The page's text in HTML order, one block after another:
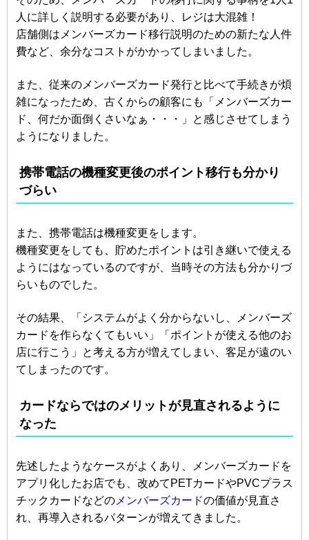
人に詳しく説明する必要があり、レジは大混雑！
店舗側はメンバーズカード移行説明のための新たな人件
費など、余分なコストがかかってしまいました。
また、従来のメンバーズカード発行と比べて手続きが煩
雑になったため、古くからの顧客にも「メンバーズカー
ド、何だか面倒くさいなぁ・・・」と感じさせてしまう
ようになりました。
携帯電話の機種変更後のポイント移行も分かり
づらい
また、携帯電話は機種変更をします。
機種変更をしても、貯めたポイントは引き継いで使える
ようにはなっているのですが、当時その方法も分かりづ
らいものでした。
その結果、「システムがよく分からないし、メンバーズ
カードを作らなくてもいい」「ポイントが使える他のお
店に行こう」と考える方が増えてしまい、客足が遠のい
てしまったのです。
カードならではのメリットが見直されるように
なった
先述したようなケースがよくあり、メンバーズカードを
アプリ化したお店でも、改めてPETカードやPVCプラス
チックカードなどのメンバーズカードの価値が見直さ
れ、再導入されるパターンが増えてきました。